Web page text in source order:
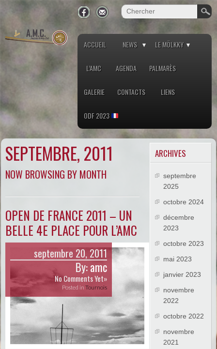
ACCUEIL NEWS LE MÖLKKY
L’AMC AGENDA PALMARÈS
GALERIE CONTACTS LIENS
ODF 2023
SEPTEMBRE, 2011
NOW BROWSING BY MONTH
OPEN DE FRANCE 2011 – UN
BELLE 4E PLACE POUR L’AMC
septembre 20, 2011
By:amc
No Comments Yet»
Posted inTournois
ARCHIVES
septembre
2025
octobre 2024
décembre
2023
octobre 2023
mai 2023
janvier 2023
novembre
2022
octobre 2022
novembre
2021